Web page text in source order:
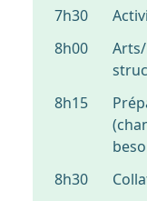
7h30
8h00
8h15
8h30